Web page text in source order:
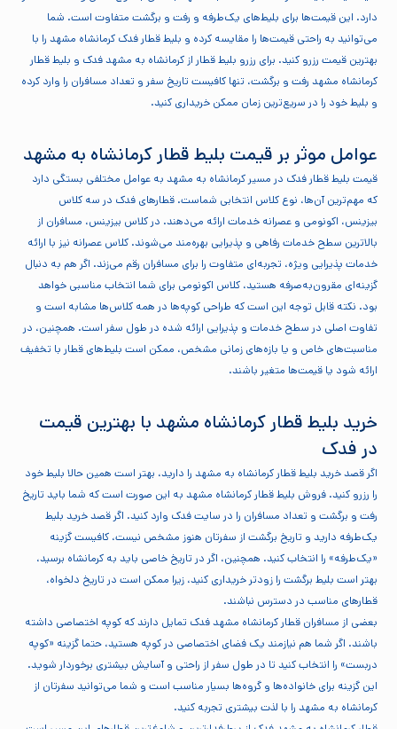
دارد. این قیمت‌ها برای بلیط‌های یک‌طرفه و رفت و برگشت متفاوت است. شما
می‌توانید به راحتی قیمت‌ها را مقایسه کرده و بلیط قطار فدک کرمانشاه مشهد را با
بهترین قیمت رزرو کنید. برای رزرو بلیط قطار از کرمانشاه به مشهد فدک و بلیط قطار
کرمانشاه مشهد رفت و برگشت، تنها کافیست تاریخ سفر و تعداد مسافران را وارد کرده
و بلیط خود را در سریع‌ترین زمان ممکن خریداری کنید.
عوامل موثر بر قیمت بلیط قطار کرمانشاه به مشهد
قیمت بلیط قطار فدک در مسیر کرمانشاه به مشهد به عوامل مختلفی بستگی دارد
که مهم‌ترین آن‌ها، نوع کلاس انتخابی شماست. قطارهای فدک در سه کلاس
بیزینس، اکونومی و عصرانه خدمات ارائه می‌دهند. در کلاس بیزینس، مسافران از
بالاترین سطح خدمات رفاهی و پذیرایی بهره‌مند می‌شوند. کلاس عصرانه نیز با ارائه
خدمات پذیرایی ویژه، تجربه‌ای متفاوت را برای مسافران رقم می‌زند. اگر هم به دنبال
گزینه‌ای مقرون‌به‌صرفه هستید، کلاس اکونومی برای شما انتخاب مناسبی خواهد
بود. نکته قابل توجه این است که طراحی کوپه‌ها در همه کلاس‌ها مشابه است و
تفاوت اصلی در سطح خدمات و پذیرایی ارائه شده در طول سفر است. همچنین، در
مناسبت‌های خاص و یا بازه‌های زمانی مشخص، ممکن است بلیط‌های قطار با تخفیف‌
ارائه شود یا قیمت‌ها متغیر باشند.
خرید بلیط قطار کرمانشاه مشهد با بهترین قیمت
در فدک
اگر قصد خرید بلیط قطار کرمانشاه به مشهد را دارید، بهتر است همین حالا بلیط خود
را رزرو کنید. فروش بلیط قطار کرمانشاه مشهد به این صورت است که شما باید تاریخ
رفت و برگشت و تعداد مسافران را در سایت فدک وارد کنید. اگر قصد خرید بلیط
یک‌طرفه دارید و تاریخ برگشت از سفرتان هنوز مشخص نیست، کافیست گزینه
«یک‌طرفه» را انتخاب کنید. همچنین، اگر در تاریخ خاصی باید به کرمانشاه برسید،
بهتر است بلیط برگشت را زودتر خریداری کنید، زیرا ممکن است در تاریخ دلخواه،
قطارهای مناسب در دسترس نباشند.
بعضی از مسافران قطار کرمانشاه مشهد فدک تمایل دارند که کوپه اختصاصی داشته
باشند. اگر شما هم نیازمند یک فضای اختصاصی در کوپه هستید، حتما گزینه «کوپه
دربست» را انتخاب کنید تا در طول سفر از راحتی و آسایش بیشتری برخوردار شوید.
این گزینه برای خانواده‌ها و گروه‌ها بسیار مناسب است و شما می‌توانید سفرتان از
کرمانشاه به مشهد را با لذت بیشتری تجربه کنید.